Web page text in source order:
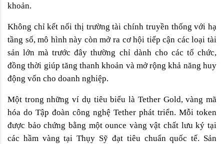
khoản.
Không chỉ kết nối thị trường tài chính truyền thống với hạ
tầng số, mô hình này còn mở ra cơ hội tiếp cận các loại tài
sản lớn mà trước đây thường chỉ dành cho các tổ chức,
đồng thời giúp tăng thanh khoản và mở rộng khả năng huy
động vốn cho doanh nghiệp.
Một trong những ví dụ tiêu biểu là Tether Gold, vàng mã
hóa do Tập đoàn công nghệ Tether phát triển. Mỗi token
được bảo chứng bằng một ounce vàng vật chất lưu ký tại
các hầm vàng tại Thụy Sỹ đạt tiêu chuẩn quốc tế. Sản